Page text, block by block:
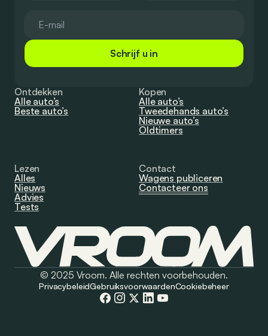
Schrijf u in
Ontdekken
Alle auto’s
Beste auto’s
Kopen
Alle auto’s
Tweedehands auto’s
Nieuwe auto’s
Oldtimers
Lezen
Alles
Nieuws
Advies
Tests
Contact
Wagens publiceren
Contacteer ons
© 2025 Vroom. Alle rechten voorbehouden.
PrivacybeleidGebruiksvoorwaardenCookiebeheer